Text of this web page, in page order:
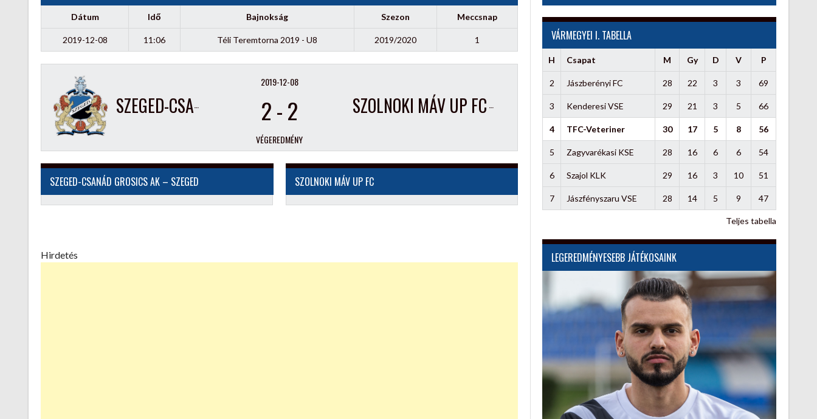
Dátum Idő Bajnokság Szezon Meccsnap
2019-12-08 11:06 Téli Teremtorna 2019 - U8 2019/2020 1
SZEGED-CSANÁD GROSICS AK – SZEGED SZOLNOKI MÁV UP FC
2019-12-08
2-2
VÉGEREDMÉNY
SZEGED-CSANÁD GROSICS AK – SZEGED SZOLNOKI MÁV UP FC
Hirdetés
VÁRMEGYEI I. TABELLA
H Csapat M Gy D V P
2 Jászberényi FC 28 22 3 3 69
3 Kenderesi VSE 29 21 3 5 66
4 TFC-Veteriner 30 17 5 8 56
5 Zagyvarékasi KSE 28 16 6 6 54
6 Szajol KLK 29 16 3 10 51
7 Jászfényszaru VSE 28 14 5 9 47
Teljes tabella
LEGEREDMÉNYESEBB JÁTÉKOSAINK